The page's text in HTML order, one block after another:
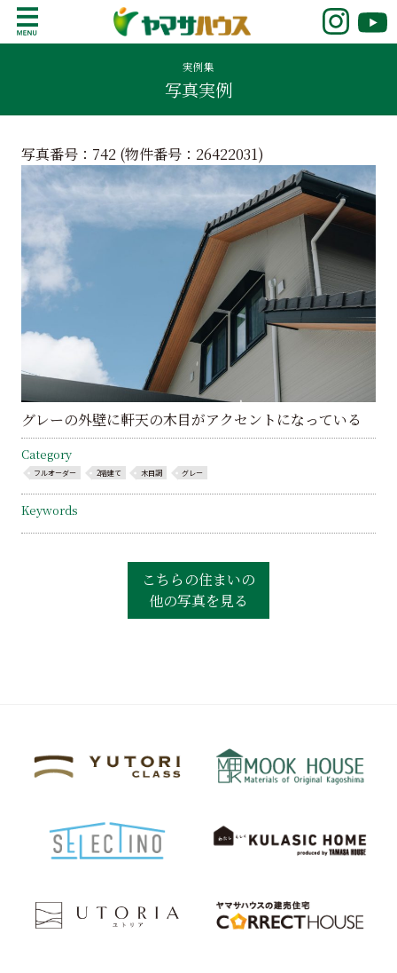
o
鹿児島で注文住宅ならヤマサハウス
新築の注文住宅や建売モデルハウスをお探し
の方はこちら。鹿児島県内で11年連続ナンバ
ーワンの実績を誇る、絆の家でおなじみの
ヤマサハウス。展示場情報や家づくりのこだ
実例集
写真実例
写真番号：742 (物件番号： 26422031)
グレーの外壁に軒天の木目がアクセントになっている
Category
フルオーダー 2階建て 木目調 グレー
Keywords
こちらの住まいの
他の写真を見る